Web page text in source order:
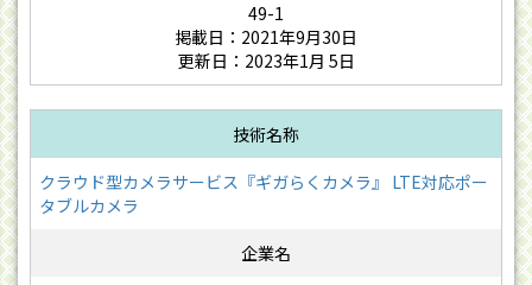
49-1
掲載日：2021年9月30日
更新日：2023年1月 5日
クラウド型カメラサービス『ギガらくカメラ』 LTE対応ポー
タブルカメラ